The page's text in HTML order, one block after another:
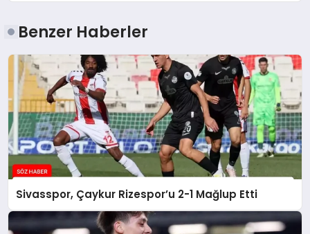
Benzer Haberler
Sivasspor, Çaykur Rizespor’u 2-1 Mağlup Etti